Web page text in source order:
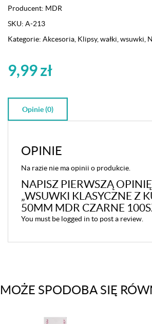
Producent: MDR
SKU: A-213
Kategorie: Akcesoria Klipsy, wałki, wsuwki
9,99zł
Opinie (0)
OPINIE
Na razie nie ma opinii o produkcie.
NAPISZ PIERWSZĄ
„WSUWKI KLASYCZNE Z
50MM MDR CZARNE
You must be logged in to post a review.
MOŻE SPODOBA SIĘ